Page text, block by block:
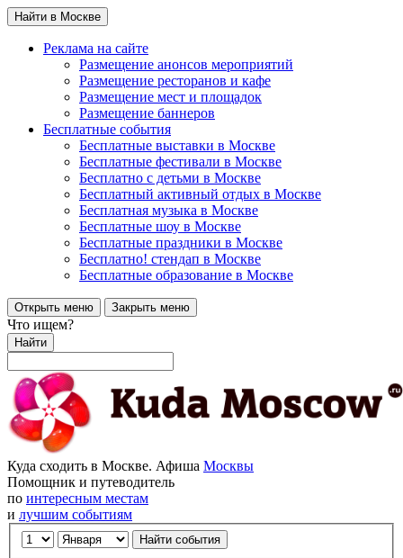
Найти в Москве
Реклама на сайте
Размещение анонсов мероприятий
Размещение ресторанов и кафе
Размещение мест и площадок
Размещение баннеров
Бесплатные события
Бесплатные выставки в Москве
Бесплатные фестивали в Москве
Бесплатно с детьми в Москве
Бесплатный активный отдых в Москве
Бесплатная музыка в Москве
Бесплатные шоу в Москве
Бесплатные праздники в Москве
Бесплатно! стендап в Москве
Бесплатные образование в Москве
Открыть меню Закрыть меню
Что ищем?
Найти
Куда сходить в Москве. Афиша Москвы
Помощник и путеводитель
по интересным местам
и лучшим событиям